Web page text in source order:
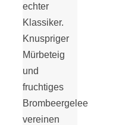
echter
Klassiker.
Knuspriger
Mürbeteig
und
fruchtiges
Brombeergelee
vereinen